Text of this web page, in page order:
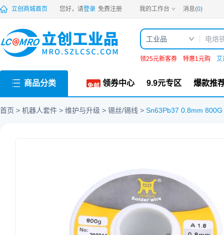
PDF 立创商城首页 您好，请登录 免费注册 我的工作台 消息(0)
工业品
领25元新客券 特惠1元购 艾
商品分类 领券中心 9.9元专区 爆款推
首页 机器人套件 维护与升级 锡丝/锡线 Sn63Pb37 0.8mm 800G